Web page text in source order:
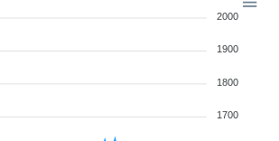
2000
1900
1800
1700